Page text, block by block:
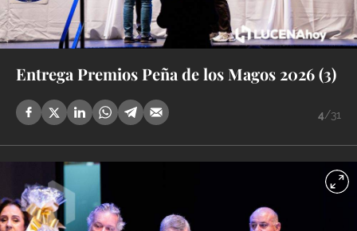
Entrega Premios Peña de los Magos 2026 (3)
4/31